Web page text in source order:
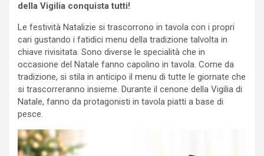
della Vigilia conquista tutti!
Le festività Natalizie si trascorrono in tavola con i propri
cari gustando i fatidici menu della tradizione talvolta in
chiave rivisitata. Sono diverse le specialità che in
occasione del Natale fanno capolino in tavola. Come da
tradizione, si stila in anticipo il menu di tutte le giornate che
si trascorreranno insieme. Durante il cenone della Vigilia di
Natale, fanno da protagonisti in tavola piatti a base di
pesce.